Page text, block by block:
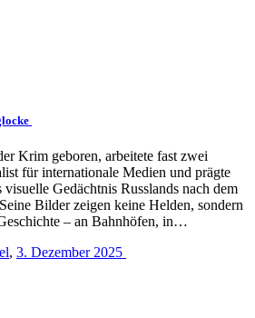
Krim geboren, arbeitete fast zwei
für internationale Medien und prägte
Gedächtnis Russlands nach dem
Bilder zeigen keine Helden, sondern
– an Bahnhöfen, in…
, 3. Dezember 2025